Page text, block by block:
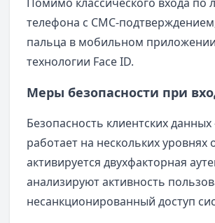
телефона с СМС-
пальца в мобильном
технологии Face ID.
Меры безопасности при
Безопасность клиентских
работает на нескольких
активируется двухфакторная
анализируют активность
несанкционированный доступ